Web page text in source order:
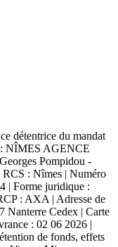
détentrice du mandat
: NÎMES AGENCE
Pompidou -
: Nîmes | Numéro
| Forme juridique :
: AXA | Adresse de
Nanterre Cedex | Carte
: 02 06 2026 |
de fonds, effets